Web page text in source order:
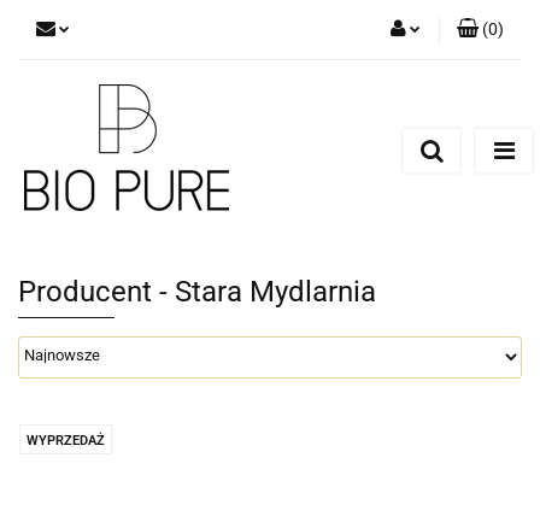
(0)
Producent - Stara Mydlarnia
WYPRZEDAŻ